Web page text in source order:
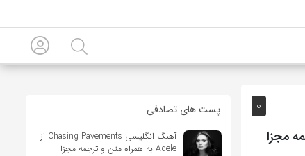
0 پست های تصادفی
آهنگ انگلیسی Chasing Pavements از
Adele به همراه متن و ترجمه مجزا